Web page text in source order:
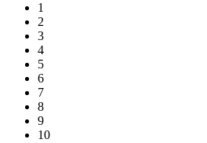
1
2
3
4
5
6
7
8
9
10